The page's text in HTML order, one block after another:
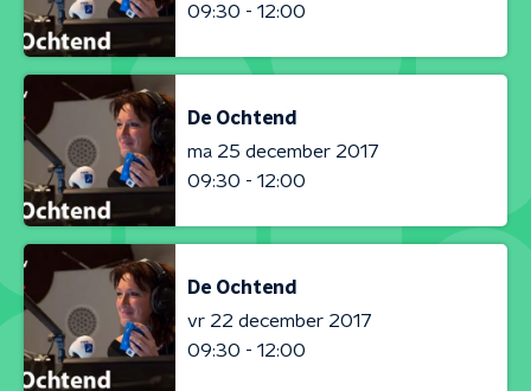
09:30 - 12:00
De Ochtend
ma 25 december 2017
09:30 - 12:00
De Ochtend
vr 22 december 2017
09:30 - 12:00